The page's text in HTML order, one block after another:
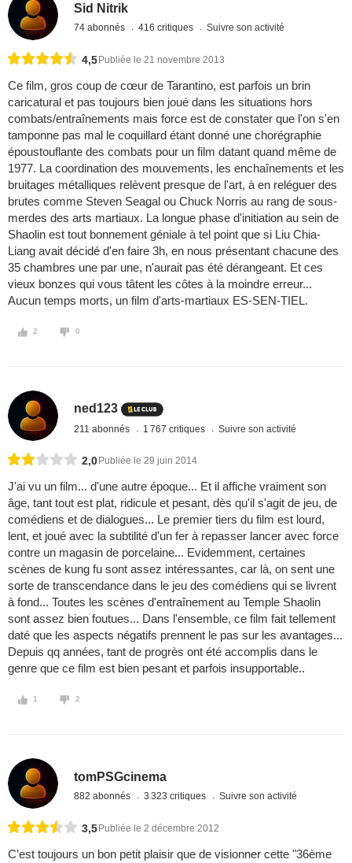
Sid Nitrik
74 abonnés 416 critiques Suivre son activité
4,5 Publiée le 21 novembre 2013
Ce film, gros coup de cœur de Tarantino, est parfois un brin
caricatural et pas toujours bien joué dans les situations hors
combats/entraînements mais force est de constater que l'on s'en
tamponne pas mal le coquillard étant donné une chorégraphie
époustouflante des combats pour un film datant quand même de
1977. La coordination des mouvements, les enchaînements et les
bruitages métalliques relèvent presque de l'art, à en reléguer des
brutes comme Steven Seagal ou Chuck Norris au rang de sous-
merdes des arts martiaux. La longue phase d'initiation au sein de
Shaolin est tout bonnement géniale à tel point que si Liu Chia-
Liang avait décidé d'en faire 3h, en nous présentant chacune des
35 chambres une par une, n'aurait pas été dérangeant. Et ces
vieux bonzes qui vous tâtent les côtes à la moindre erreur...
Aucun temps morts, un film d'arts-martiaux ES-SEN-TIEL.
2 0
ned123
211 abonnés 1 767 critiques Suivre son activité
2,0 Publiée le 29 juin 2014
J'ai vu un film... d'une autre époque... Et il affiche vraiment son
âge, tant tout est plat, ridicule et pesant, dès qu'il s'agit de jeu, de
comédiens et de dialogues... Le premier tiers du film est lourd,
lent, et joué avec la subtilité d'un fer à repasser lancer avec force
contre un magasin de porcelaine... Evidemment, certaines
scènes de kung fu sont assez intéressantes, car là, on sent une
sorte de transcendance dans le jeu des comédiens qui se livrent
à fond... Toutes les scènes d'entraînement au Temple Shaolin
sont assez bien foutues... Dans l'ensemble, ce film fait tellement
daté que les aspects négatifs prennent le pas sur les avantages...
Depuis qq années, tant de progrès ont été accomplis dans le
genre que ce film est bien pesant et parfois insupportable..
1 2
tomPSGcinema
882 abonnés 3 323 critiques Suivre son activité
3,5 Publiée le 2 décembre 2012
C’est toujours un bon petit plaisir que de visionner cette "36ème